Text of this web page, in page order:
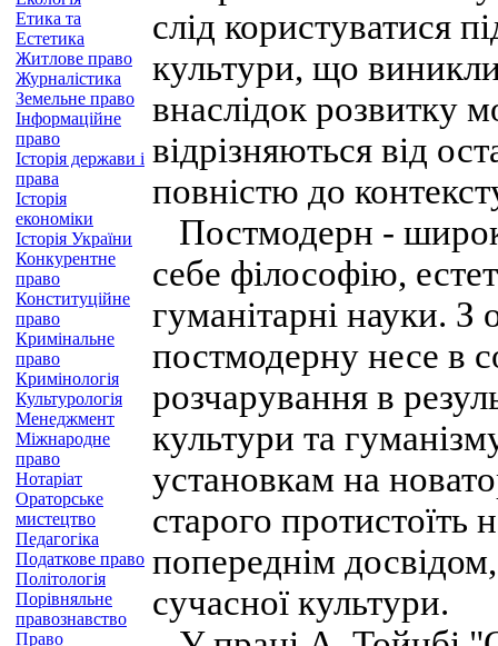
Етика та
Естетика
Житлове право
Журналістика
Земельне право
Інформаційне
право
Історія держави і
права
Історія
економіки
Історія України
Конкурентне
право
Конституційне
право
Кримінальне
право
Кримінологія
Культурологія
Менеджмент
Міжнародне
право
Нотаріат
Ораторське
мистецтво
Педагогіка
Податкове право
Політологія
Порівняльне
правознавство
Право
слід користуватися
культури, що виникли
внаслідок розвитку
відрізняються від
повністю до
Постмодерн -
себе філософію,
гуманітарні науки. З
постмодерну несе в
розчарування в
культури та
установкам на
старого протистоїть
попереднім
сучасної культури.